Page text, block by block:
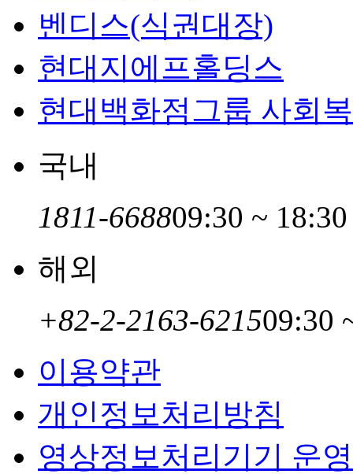
벤디스(식권대장)
현대지에프홀딩스
현대백화점그룹 사회
국내
1811-668809:30 ~ 18:30
해외
+82-2-2163-621509:30
이용약관
개인정보처리방침
영상정보처리기기 운